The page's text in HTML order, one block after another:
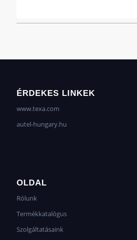
ÉRDEKES LINKEK
www.texa.com
autel-hungary.hu
OLDAL
Rólunk
Termékkatalógus
Szolgáltatásaink